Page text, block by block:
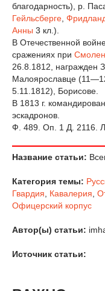
благодарность), р.
Гейльсберге
Анны 3 кл.).
В Отечественной
сражениях при
26.8.1812, награжден
Малоярославце
5.11.1812), Борисове.
В 1813 г.
эскадронов.
Ф. 489. Оп. 1 Д. 2116.
Название статьи:
Категория темы:
Гвардия
Кавалерия
Офицерский корпус
Автор(ы) статьи:
Источник статьи: